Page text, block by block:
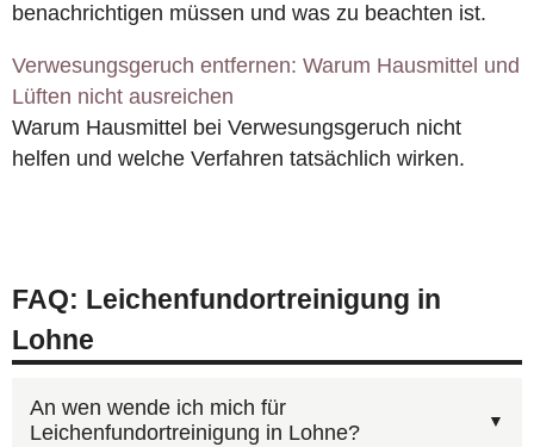
benachrichtigen müssen und was zu beachten ist.
Verwesungsgeruch entfernen: Warum Hausmittel und
Lüften nicht ausreichen
Warum Hausmittel bei Verwesungsgeruch nicht
helfen und welche Verfahren tatsächlich wirken.
FAQ: Leichenfundortreinigung in
Lohne
An wen wende ich mich für
Leichenfundortreinigung in Lohne?